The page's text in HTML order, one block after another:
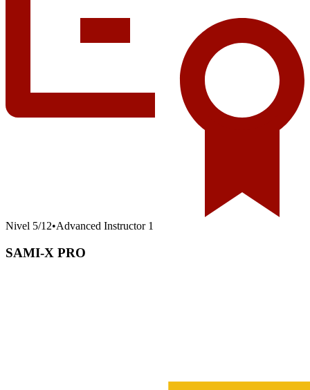
Nivel 5/12•Advanced Instructor 1
SAMI-X PRO